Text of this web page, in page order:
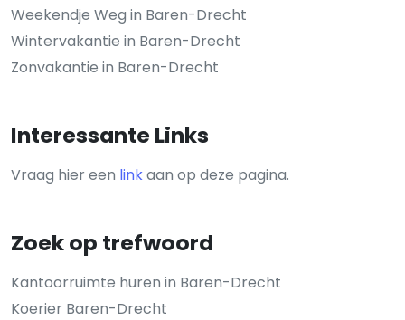
Weekendje Weg in Baren-Drecht
Wintervakantie in Baren-Drecht
Zonvakantie in Baren-Drecht
Interessante Links
Vraag hier een linkaan op deze pagina.
Zoek op trefwoord
Kantoorruimte huren in Baren-Drecht
Koerier Baren-Drecht